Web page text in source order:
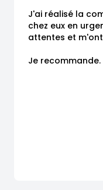
J'ai réalisé la
chez eux en
attentes et
Je recommande.